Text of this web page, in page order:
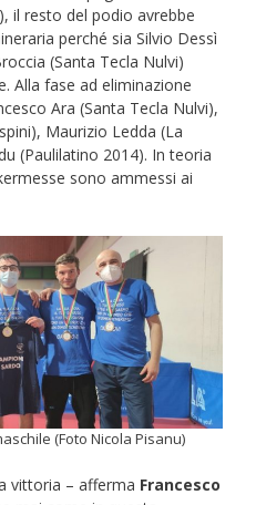
il resto del podio avrebbe
perché sia Silvio Dessì
(Santa Tecla Nulvi)
Alla fase ad eliminazione
Ara (Santa Tecla Nulvi),
Maurizio Ledda (La
(Paulilatino 2014). In teoria
sono ammessi ai
(Foto Nicola Pisanu)
vittoria – afferma Francesco